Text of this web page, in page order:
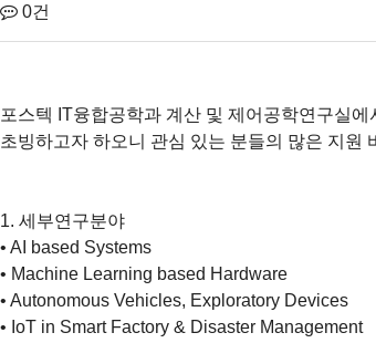
0건
포스텍 IT융합공학과 계산 및 제어공학연구실
초빙하고자 하오니 관심 있는 분들의 많은 지원
1. 세부연구분야
• AI based Systems
• Machine Learning based Hardware
• Autonomous Vehicles, Exploratory Devices
• IoT in Smart Factory & Disaster Management